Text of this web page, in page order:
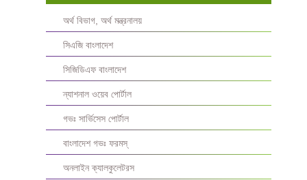
অর্থ বিভাগ, অর্থ মন্ত্রনালয়
সিএজি বাংলাদেশ
সিজিডিএফ বাংলাদেশ
ন্যাশনাল ওয়েব পোর্টাল
গভঃ সার্ভিসেস পোর্টাল
বাংলাদেশ গভঃ ফরমস্‌
অনলাইন ক্যালকুলেটরস